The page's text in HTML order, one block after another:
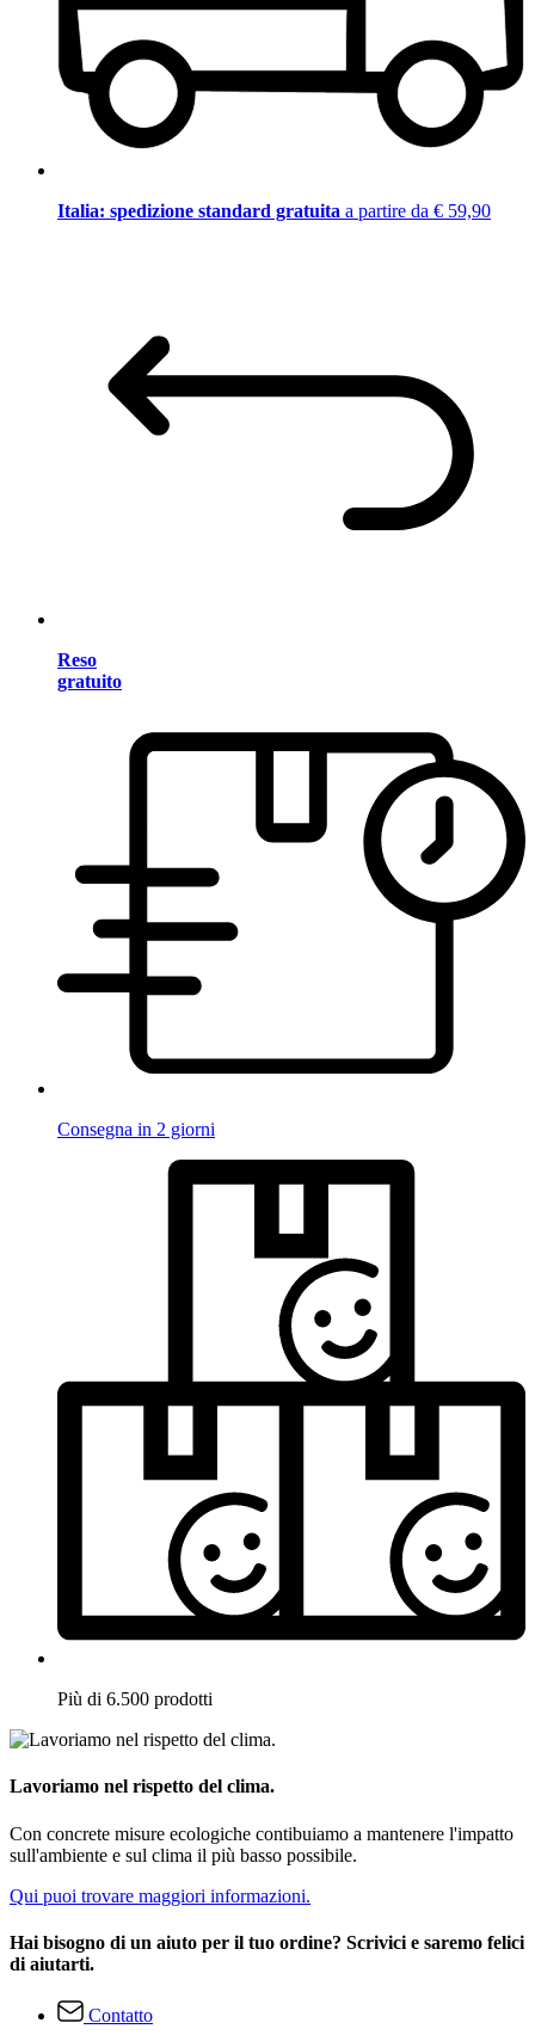
Italia: spedizione standard gratuita a partire da € 59,90
Reso
gratuito
Consegna in 2 giorni
Più di 6.500 prodotti
Lavoriamo nel rispetto del clima.
Con concrete misure ecologiche contibuiamo a mantenere l'impatto
sull'ambiente e sul clima il più basso possibile.
Qui puoi trovare maggiori informazioni.
Hai bisogno di un aiuto per il tuo ordine? Scrivici e saremo felici
di aiutarti.
Contatto